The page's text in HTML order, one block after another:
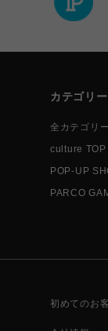
カテゴリー
全カテゴリ
culture TOP
POP-UP
PARCO
初めてのお